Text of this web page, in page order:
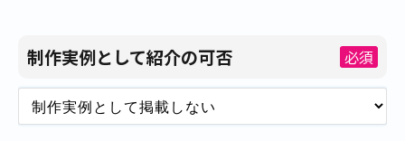
制作実例として紹介の可否 必須